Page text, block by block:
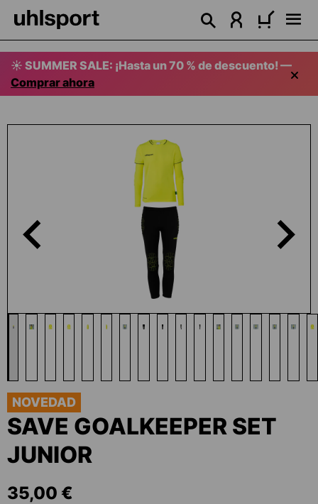
principal
☀️ SUMMER SALE: ¡Hasta un 70 % de descuento! —
Comprar ahora
NOVEDAD
SAVE GOALKEEPER SET
JUNIOR
35,00 €